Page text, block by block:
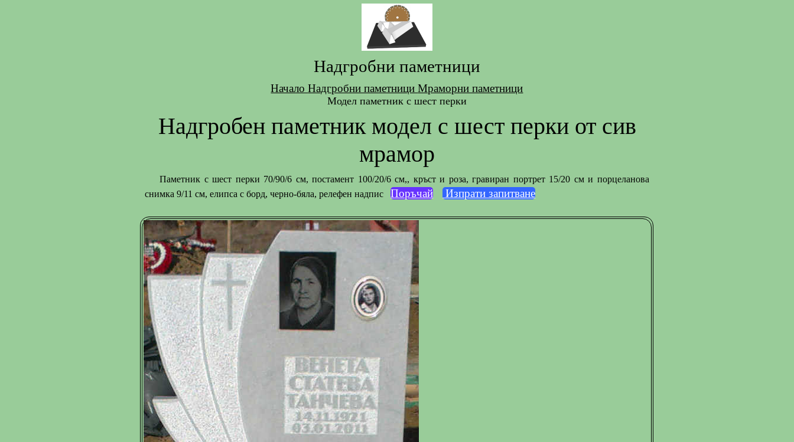
Надгробни паметници
НачалоНадгробни паметнициМраморни паметници
Модел паметник с шест перки
Надгробен паметник модел с шест перки от сив
мрамор
Паметник с шест перки 70/90/6 см, постамент 100/20/6 см,, кръст и роза, гравиран портрет 15/20 см и порцеланова
снимка 9/11 см, елипса с борд, черно-бяла, релефен надпис
Поръчай Изпрати запитване